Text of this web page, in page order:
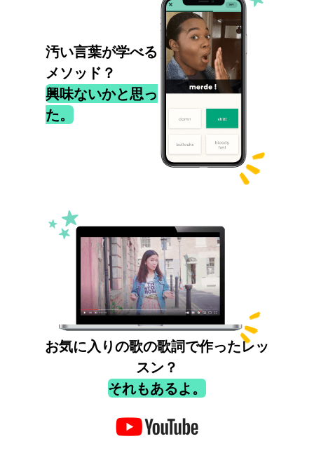
汚い言葉が学べる
メソッド？
興味ないかと思っ
た。
お気に入りの歌の歌詞で作ったレッ
スン？
それもあるよ。